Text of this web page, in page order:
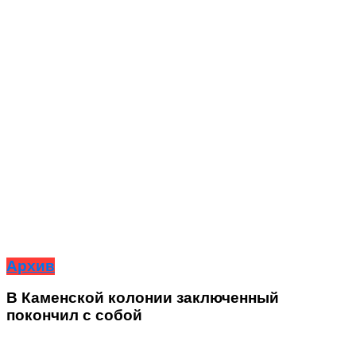
Архив
В Каменской колонии заключенный
покончил с собой